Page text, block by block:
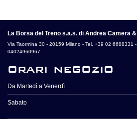
La Borsa del Treno s.a.s. di Andrea Camera
Via Taormina 30 - 20159 Milano - Tel. +39 02 6688331
04024960967
orari negozio
Da Martedì a Venerdì
Sabato